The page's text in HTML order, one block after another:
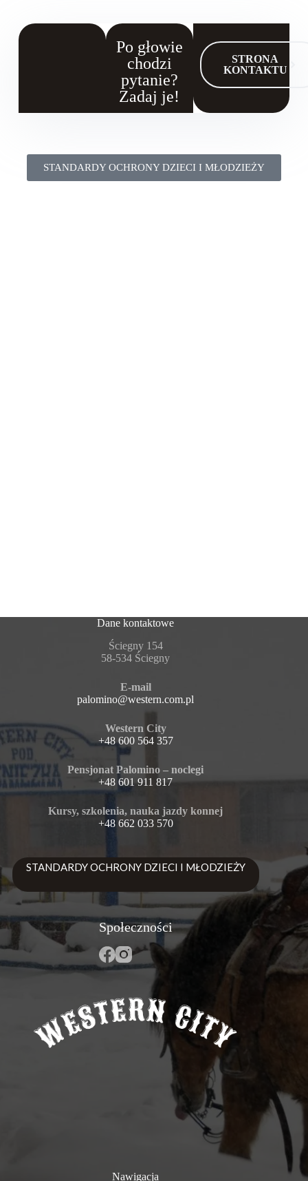
Po głowie
chodzi
pytanie?
Zadaj je!
STRONA
KONTAKTU
STANDARDY OCHRONY DZIECI I MŁODZIEŻY
Dane kontaktowe
Ściegny 154
58-534 Ściegny
E-mail
palomino@western.com.pl
Western City
+48 600 564 357
Pensjonat Palomino – noclegi
+48 601 911 817
Kursy, szkolenia, nauka jazdy konnej
+48 662 033 570
STANDARDY OCHRONY DZIECI I MŁODZIEŻY
Społeczności
Nawigacja